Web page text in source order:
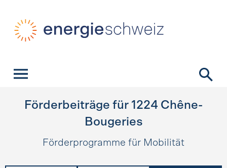
Förderbeiträge für 1224 Chêne-
Bougeries
Förderprogramme für Mobilität